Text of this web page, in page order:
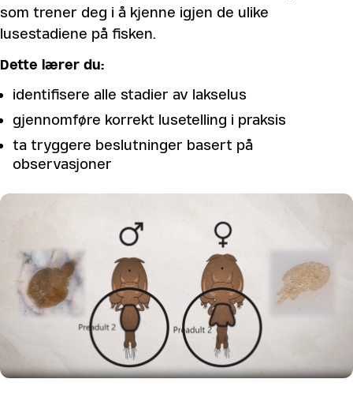
som trener deg i å kjenne igjen de ulike
lusestadiene på fisken.
Dette lærer du:
identifisere alle stadier av lakselus
gjennomføre korrekt lusetelling i praksis
ta tryggere beslutninger basert på
observasjoner